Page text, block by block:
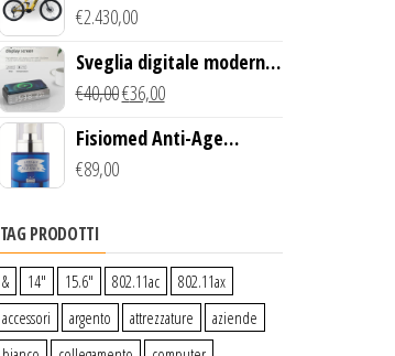
Creek Bike (Giallo)
€2.430,00
Sveglia digitale moderna
con Caricabatterie
Wireless Qi
€40,00€36,00
Fisiomed Anti-Age
Defense Face Serum
€89,00
TAG PRODOTTI
& 14″ 15.6″ 802.11ac
802.11ax
accessori
argento attrezzature
aziende